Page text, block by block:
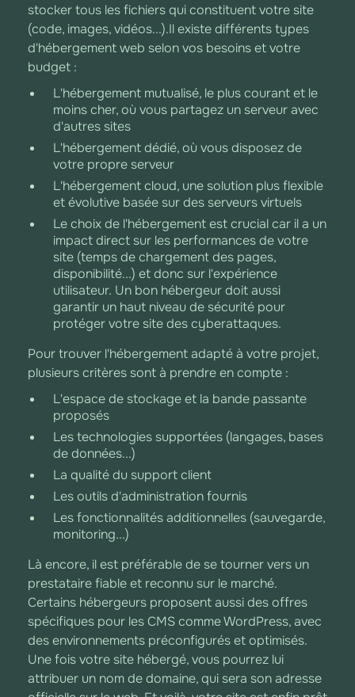
stocker tous les fichiers qui constituent votre site
(code, images, vidéos...).Il existe différents types
d'hébergement web selon vos besoins et votre
budget :
L'hébergement mutualisé, le plus courant et le
moins cher, où vous partagez un serveur avec
d'autres sites
L'hébergement dédié, où vous disposez de
votre propre serveur
L'hébergement cloud, une solution plus flexible
et évolutive basée sur des serveurs virtuels
Le choix de l'hébergement est crucial car il a un
impact direct sur les performances de votre
site (temps de chargement des pages,
disponibilité...) et donc sur l'expérience
utilisateur. Un bon hébergeur doit aussi
garantir un haut niveau de sécurité pour
protéger votre site des cyberattaques.
Pour trouver l'hébergement adapté à votre projet,
plusieurs critères sont à prendre en compte :
L'espace de stockage et la bande passante
proposés
Les technologies supportées (langages, bases
de données...)
La qualité du support client
Les outils d'administration fournis
Les fonctionnalités additionnelles (sauvegarde,
monitoring...)
Là encore, il est préférable de se tourner vers un
prestataire fiable et reconnu sur le marché.
Certains hébergeurs proposent aussi des offres
spécifiques pour les CMS comme WordPress, avec
des environnements préconfigurés et optimisés.
Une fois votre site hébergé, vous pourrez lui
attribuer un nom de domaine, qui sera son adresse